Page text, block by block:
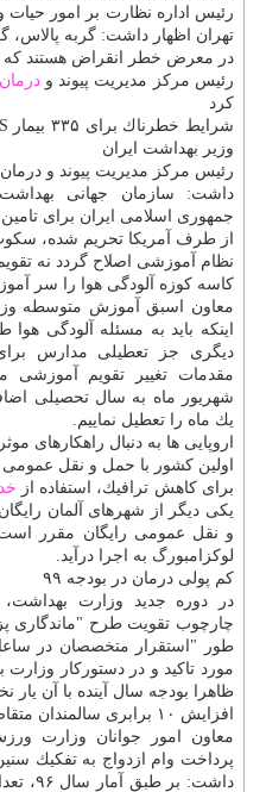
رئیس اداره نظارت بر امور
تهران اظهار داشت: گربه
در معرض خطر انقراض هستند كه
رئیس مركز مدیریت پیوند ودرمان
كرد
وزیر بهداشت ایران
رئیس مركز مدیریت پیوند و
داشت: سازمان جهانی
از طرف آمریكا تحریم شده،
نظام آموزشی اصلاح گردد نه
كاسه كوزه آلودگی هوا را سر
معاون اسبق آموزش متوسطه
اینكه باید به مسئله آلودگی
دیگری جز تعطیلی مدارس برای
مقدمات تغییر تقویم
شهریور ماه به سال تحصیلی
یك ماه را تعطیل نماییم.
اروپایی ها به دنبال راهكارهای
اولین كشور با حمل و نقل عمومی
برای كاهش ترافیك، استفاده از
یكی دیگر از شهرهای آلمان
و نقل عمومی رایگان مقرر
لوكزامبورگ به اجرا درآید.
كم پولی درمان در بودجه ۹۹
در دوره جدید وزارت
چارچوب تقویت طرح "ماندگاری
طور "استقرار متخصصان در
مورد تاكید و در دستوركار
ظاهرا بودجه سال آینده با آن یار
افزایش ۱۰ برابری سالمندان متقاضی «وام ازدواج»
معاون امور جوانان وزارت
پرداخت وام ازدواج به تفكیك